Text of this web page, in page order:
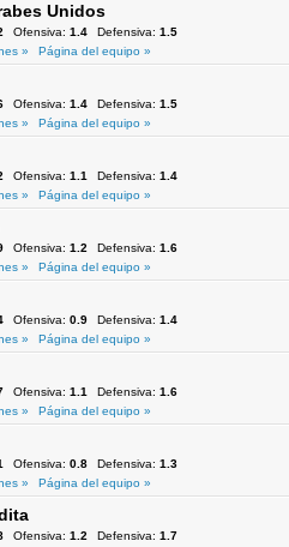
Unidos
Ofensiva: 1.4 Defensiva: 1.5
»
Página del equipo »
Ofensiva: 1.4 Defensiva: 1.5
»
Página del equipo »
Ofensiva: 1.1 Defensiva: 1.4
»
Página del equipo »
Ofensiva: 1.2 Defensiva: 1.6
»
Página del equipo »
Ofensiva: 0.9 Defensiva: 1.4
»
Página del equipo »
Ofensiva: 1.1 Defensiva: 1.6
»
Página del equipo »
Ofensiva: 0.8 Defensiva: 1.3
»
Página del equipo »
Ofensiva: 1.2 Defensiva: 1.7